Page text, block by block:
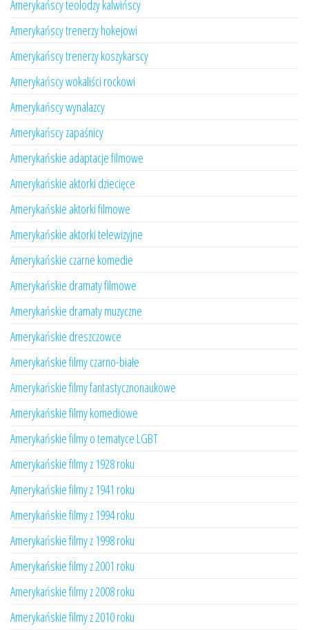
Amerykańscy teolodzy kalwińscy
Amerykańscy trenerzy hokejowi
Amerykańscy trenerzy koszykarscy
Amerykańscy wokaliści rockowi
Amerykańscy wynalazcy
Amerykańscy zapaśnicy
Amerykańskie adaptacje filmowe
Amerykańskie aktorki dziecięce
Amerykańskie aktorki filmowe
Amerykańskie aktorki telewizyjne
Amerykańskie czarne komedie
Amerykańskie dramaty filmowe
Amerykańskie dramaty muzyczne
Amerykańskie dreszczowce
Amerykańskie filmy czarno-białe
Amerykańskie filmy fantastycznonaukowe
Amerykańskie filmy komediowe
Amerykańskie filmy o tematyce LGBT
Amerykańskie filmy z 1928 roku
Amerykańskie filmy z 1941 roku
Amerykańskie filmy z 1994 roku
Amerykańskie filmy z 1998 roku
Amerykańskie filmy z 2001 roku
Amerykańskie filmy z 2008 roku
Amerykańskie filmy z 2010 roku